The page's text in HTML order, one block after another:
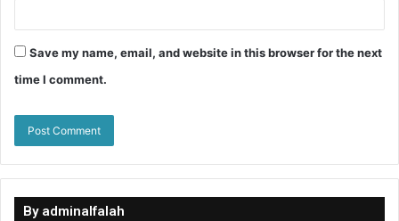
Save my name, email, and website in this browser for the next
time I comment.
By adminalfalah